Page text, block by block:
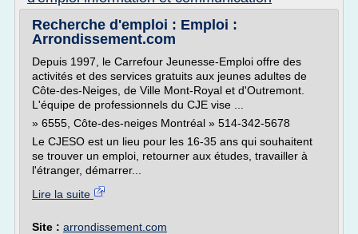
Recherche d'emploi : Emploi :
Arrondissement.com
Depuis 1997, le Carrefour Jeunesse-Emploi offre des
activités et des services gratuits aux jeunes adultes de
Côte-des-Neiges, de Ville Mont-Royal et d'Outremont.
L'équipe de professionnels du CJE vise ...
» 6555, Côte-des-neiges Montréal » 514-342-5678
Le CJESO est un lieu pour les 16-35 ans qui souhaitent
se trouver un emploi, retourner aux études, travailler à
l'étranger, démarrer...
Lire la suite
Site : arrondissement.com